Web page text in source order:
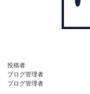
投稿者
ブログ管理者
ブログ管理者